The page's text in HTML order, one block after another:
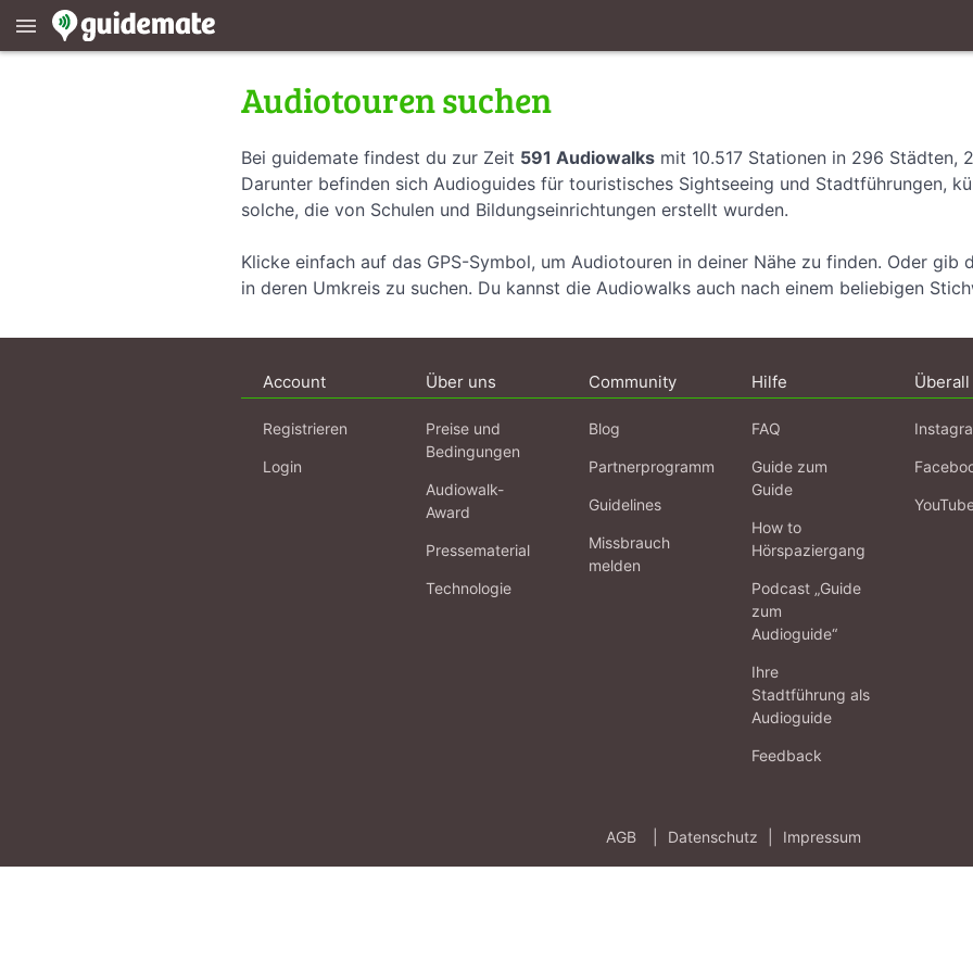
menu
Audiotouren suchen
Bei guidemate findest du zur Zeit 591 Audiowalks mit 10.517 Stationen in 296 Städten,
Darunter befinden sich Audioguides für touristisches Sightseeing und Stadtführungen,
solche, die von Schulen und Bildungseinrichtungen erstellt wurden.
Klicke einfach auf das GPS-Symbol, um Audiotouren in deiner Nähe zu finden. Oder gib
in deren Umkreis zu suchen. Du kannst die Audiowalks auch nach einem beliebigen
Account
Registrieren
Login
Über uns
Preise und
Bedingungen
Audiowalk-
Award
Pressematerial
Technologie
Community
Blog
Partnerprogramm
Guidelines
Missbrauch
melden
Hilfe
FAQ
Guide zum
Guide
How to
Hörspaziergang
Podcast „Guide
zum
Audioguide“
Ihre
Stadtführung als
Audioguide
Feedback
Überall
AGB Datenschutz Impressum